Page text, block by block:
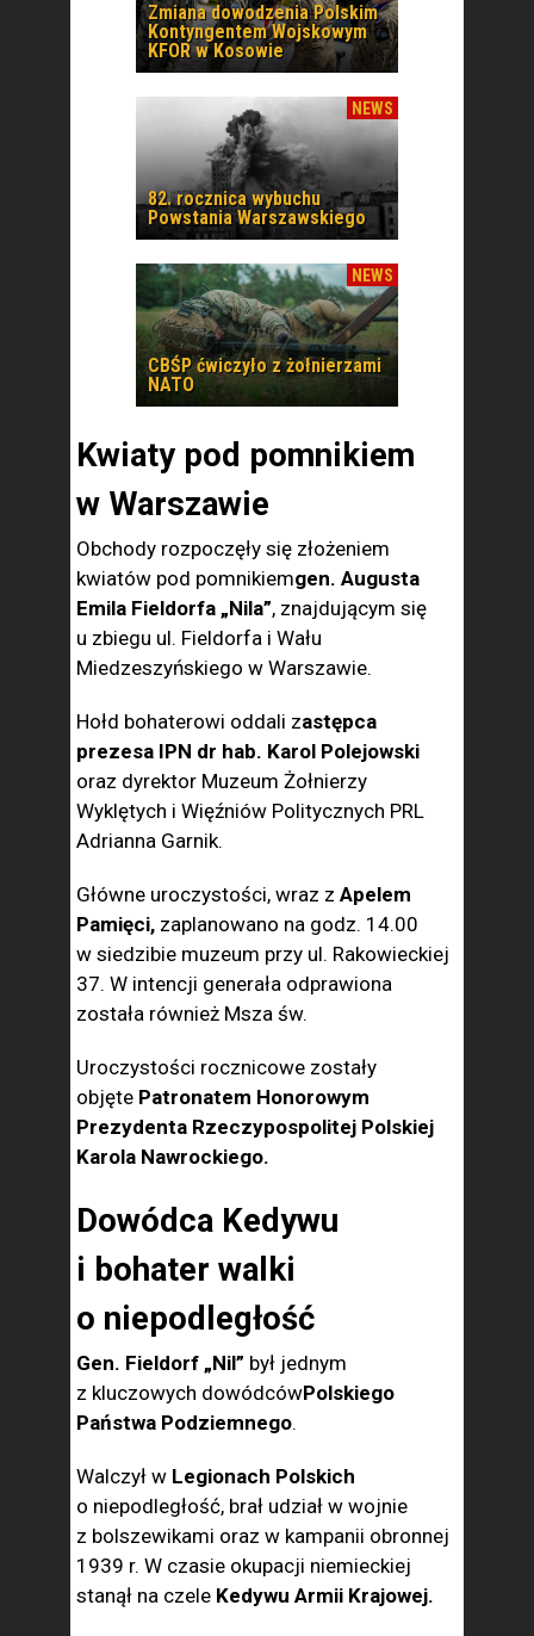
Zmiana dowodzenia Polskim
Kontyngentem Wojskowym
KFOR w Kosowie
NEWS
82. rocznica wybuchu
Powstania Warszawskiego
NEWS
CBŚP ćwiczyło z żołnierzami
NATO
Kwiaty pod pomnikiem
w Warszawie
Obchody rozpoczęły się złożeniem
kwiatów pod pomnikiemgen. Augusta
Emila Fieldorfa „Nila”, znajdującym się
u zbiegu ul. Fieldorfa i Wału
Miedzeszyńskiego w Warszawie.
Hołd bohaterowi oddali zastępca
prezesa IPN dr hab. Karol Polejowski
oraz dyrektor Muzeum Żołnierzy
Wyklętych i Więźniów Politycznych PRL
Adrianna Garnik.
Główne uroczystości, wraz z Apelem
Pamięci, zaplanowano na godz. 14.00
w siedzibie muzeum przy ul. Rakowieckiej
37. W intencji generała odprawiona
została również Msza św.
Uroczystości rocznicowe zostały
objęte Patronatem Honorowym
Prezydenta Rzeczypospolitej Polskiej
Karola Nawrockiego.
Dowódca Kedywu
i bohater walki
o niepodległość
Gen. Fieldorf „Nil” był jednym
z kluczowych dowódcówPolskiego
Państwa Podziemnego.
Walczył w Legionach Polskich
o niepodległość, brał udział w wojnie
z bolszewikami oraz w kampanii obronnej
1939 r. W czasie okupacji niemieckiej
stanął na czele Kedywu Armii Krajowej.